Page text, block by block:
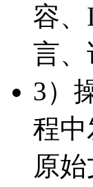
容
言
3）
程
原